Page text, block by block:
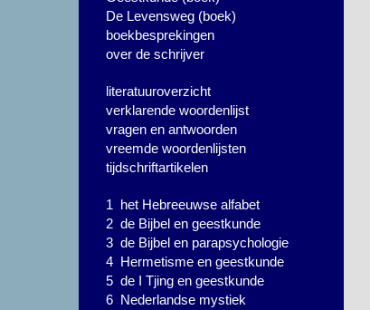
De Levensweg (boek)
boekbesprekingen
over de schrijver
literatuuroverzicht
verklarende woordenlijst
vragen en antwoorden
vreemde woordenlijsten
tijdschriftartikelen
1 het Hebreeuwse alfabet
2 de Bijbel en geestkunde
3 de Bijbel en parapsychologie
4 Hermetisme en geestkunde
5 de I Tjing en geestkunde
6 Nederlandse mystiek